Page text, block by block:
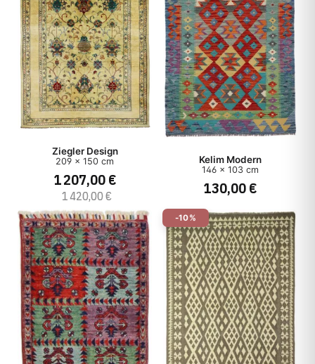
Ziegler Design
209 x 150 cm
1 207,00 €
1 420,00 €
Kelim Modern
146 x 103 cm
130,00 €
-10%